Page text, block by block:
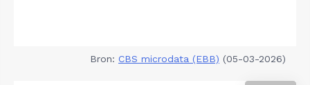
Bron: CBS microdata (EBB) (05-03-2026)